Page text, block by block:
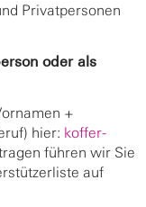
Privatpersonen
oder als
+
hier: koffer-
führen wir Sie
auf